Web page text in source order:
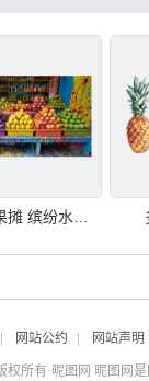
| 网站公约 | 网站声明
所有·昵图网 昵图网